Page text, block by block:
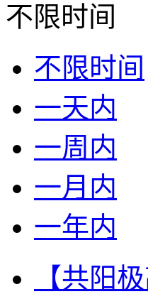
不限时间
不限时间
一天内
一周内
一月内
一年内
【共阳